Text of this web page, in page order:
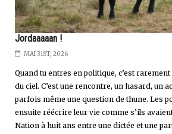
Jordaaaaan !
MAI 31ST, 2026
Quand tu entres en politique, c’est
du ciel. C’est une rencontre, un hasard, un
parfois même une question de thune. Les
ensuite réécrire leur vie comme s’ils
Nation à huit ans entre une dictée et une